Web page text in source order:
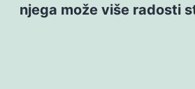
njega može više radosti